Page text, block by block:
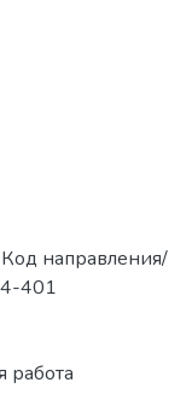
направления/
401
работа